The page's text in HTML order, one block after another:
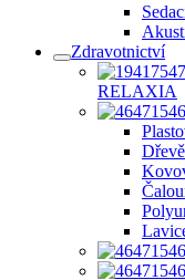
Zdravotnictví
RELAXIA